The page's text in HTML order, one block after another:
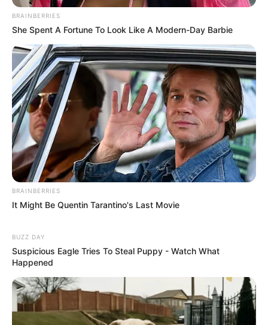
Participe do nosso grupo do
WhatsApp!
Fique informado em tempo real sobre as principais
notícias de Paraguaçu Paulista e região
Clique aqui para entrar no grupo
BRAINBERRIES
She Spent A Fortune To Look Like A Modern-Day Barbie
BRAINBERRIES
It Might Be Quentin Tarantino's Last Movie
BUZZ DAY
Suspicious Eagle Tries To Steal Puppy - Watch What
Happened